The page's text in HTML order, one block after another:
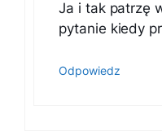
Ja i tak patrzę
pytanie kiedy
Odpowiedz